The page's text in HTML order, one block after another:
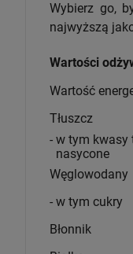
Wybierz go,
najwyższą
Wartości
Wartość
Tłuszcz
- w tym kwasy
nasycone
Węglowodany
- w tym cukry
Błonnik